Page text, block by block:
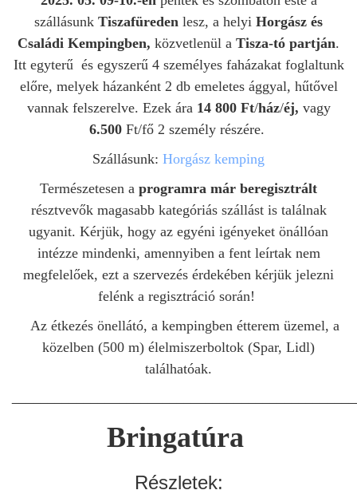
szállásunk Tiszafüreden lesz, a helyi Horgász és
Családi Kempingben, közvetlenül a Tisza-tó partján.
Itt egyterű és egyszerű 4 személyes faházakat foglaltunk
előre, melyek házanként 2 db emeletes ággyal, hűtővel
vannak felszerelve. Ezek ára 14 800 Ft/ház/éj, vagy
6.500Ft/fő 2 személy részére.
Szállásunk: Horgász kemping
Természetesen a programra már beregisztrált
résztvevők magasabb kategóriás szállást is találnak
ugyanit. Kérjük, hogy az egyéni igényeket önállóan
intézze mindenki, amennyiben afent leírtak nem
megfelelőek, ezt a szervezés érdekében kérjük jelezni
felénk a regisztráció során!
Az étkezés önellátó, a kempingben étterem üzemel, a
közelben (500 m) élelmiszerboltok (Spar, Lidl)
találhatóak.
Bringatúra
Részletek: